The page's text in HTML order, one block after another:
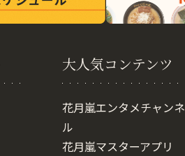
大人気コンテンツ
花月嵐エンタメチャンネ
ル
花月嵐マスターアプリ